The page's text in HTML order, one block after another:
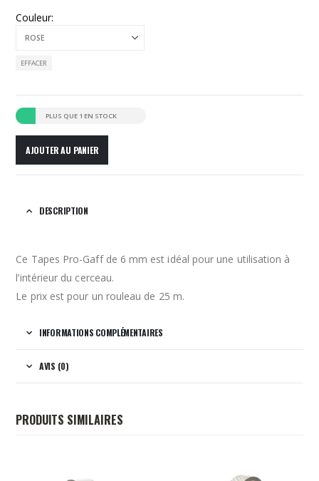
Couleur
EFFACER
PLUS QUE 1 EN STOCK
AJOUTER AU PANIER
DESCRIPTION
Ce Tapes Pro-Gaff de 6 mm est idéal pour une utilisation à
l’intérieur du cerceau.
Le prix est pour un rouleau de 25 m.
INFORMATIONS COMPLÉMENTAIRES
AVIS (0)
PRODUITS SIMILAIRES